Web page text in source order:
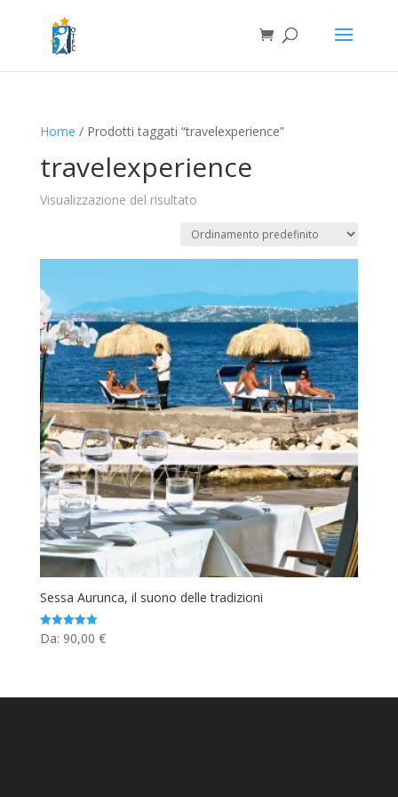
Home / Prodotti taggati “travelexperience”
travelexperience
Visualizzazione del risultato
Sessa Aurunca, il suono delle tradizioni
Valutato
5.00
Da: 90,00 €